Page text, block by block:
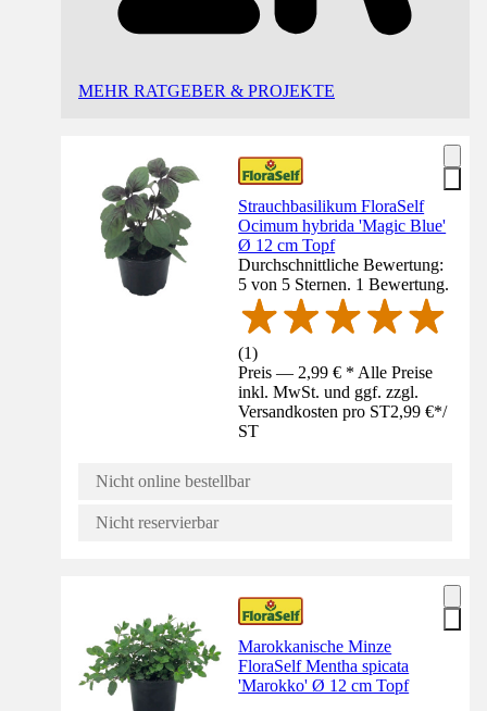
MEHR RATGEBER & PROJEKTE
Strauchbasilikum FloraSelf
Ocimum hybrida 'Magic Blue'
Ø 12 cm Topf
Durchschnittliche Bewertung:
5 von 5 Sternen. 1 Bewertung.
(1)
Preis — 2,99 € * Alle Preise
inkl. MwSt. und ggf. zzgl.
Versandkosten pro ST2,99 €*/
ST
Nicht online bestellbar
Nicht reservierbar
Marokkanische Minze
FloraSelf Mentha spicata
'Marokko' Ø 12 cm Topf